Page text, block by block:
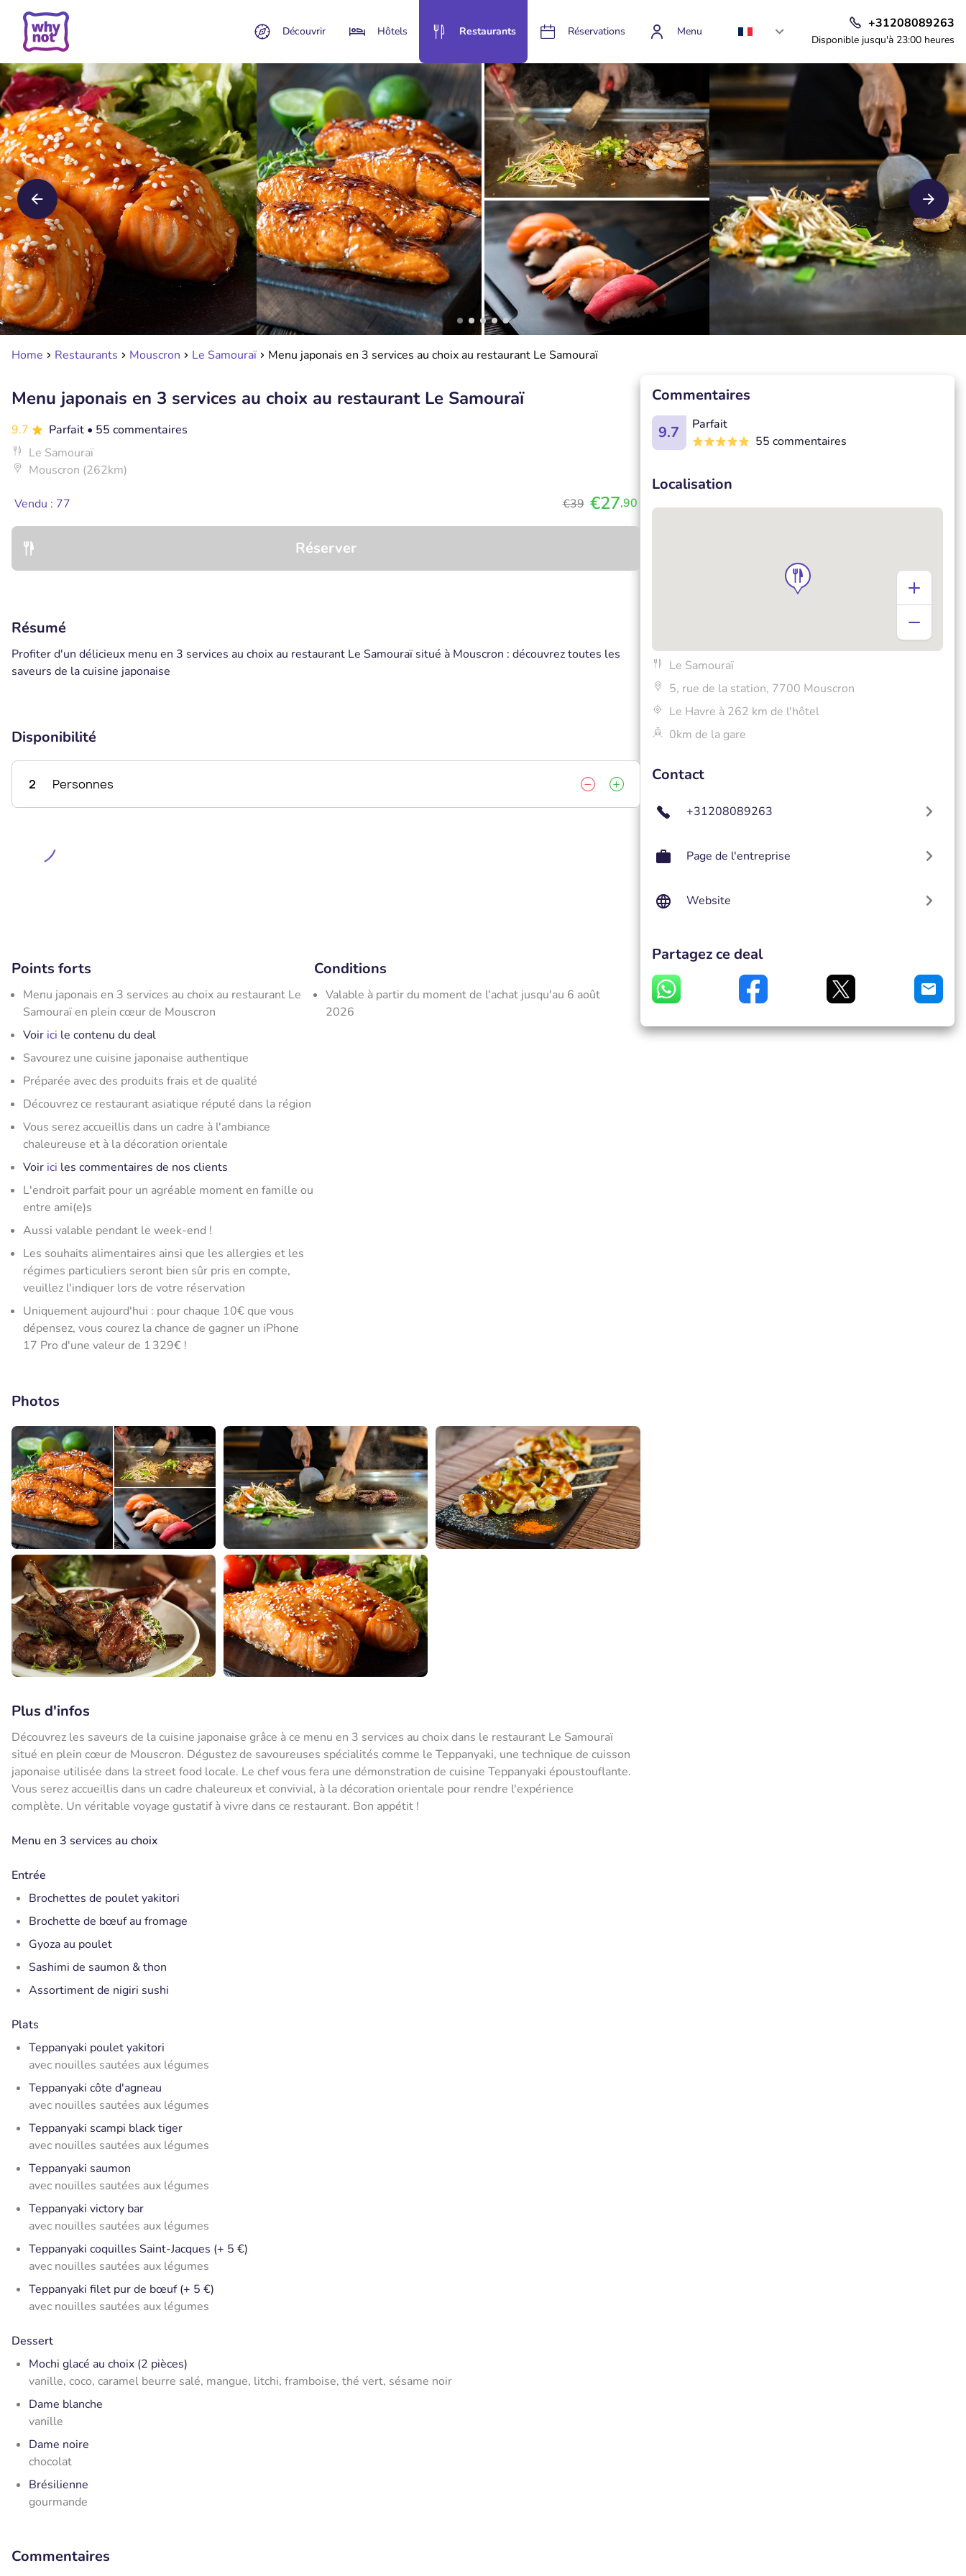
Découvrir Hôtels Restaurants Réservations Menu
+31208089263
Disponible jusqu'à 23:00 heures
Home Restaurants Mouscron Le Samouraï Menu japonais en 3 services au choix au restaurant Le Samouraï
Menu japonais en 3 services au choix au restaurant Le Samouraï
9.7 Parfait • 55 commentaires
Le Samouraï
Mouscron (262km)
Vendu : 77 €39 €27,90
Réserver
Résumé
Profiter d'un délicieux menu en 3 services au choix au restaurant Le Samouraï situé à Mouscron : découvrez toutes les
saveurs de la cuisine japonaise
Disponibilité
2 Personnes
Points forts
Menu japonais en 3 services au choix au restaurant Le
Samouraï en plein cœur de Mouscron
Voir ici le contenu du deal
Savourez une cuisine japonaise authentique
Préparée avec des produits frais et de qualité
Découvrez ce restaurant asiatique réputé dans la région
Vous serez accueillis dans un cadre à l'ambiance
chaleureuse et à la décoration orientale
Voir ici les commentaires de nos clients
L'endroit parfait pour un agréable moment en famille ou
entre ami(e)s
Aussi valable pendant le week-end !
Les souhaits alimentaires ainsi que les allergies et les
régimes particuliers seront bien sûr pris en compte,
veuillez l'indiquer lors de votre réservation
Uniquement aujourd'hui : pour chaque 10€ que vous
dépensez, vous courez la chance de gagner un iPhone
17 Pro d'une valeur de 1 329€ !
Conditions
Valable à partir du moment de l'achat jusqu'au 6 août
2026
Photos
Plus d'infos
Découvrez les saveurs de la cuisine japonaise grâce à ce menu en 3 services au choix dans le restaurant Le Samouraï
situé en plein cœur de Mouscron. Dégustez de savoureuses spécialités comme le Teppanyaki, une technique de cuisson
japonaise utilisée dans la street food locale. Le chef vous fera une démonstration de cuisine Teppanyaki époustouflante.
Vous serez accueillis dans un cadre chaleureux et convivial, à la décoration orientale pour rendre l'expérience
complète. Un véritable voyage gustatif à vivre dans ce restaurant. Bon appétit !
Menu en 3 services au choix
Entrée
Brochettes de poulet yakitori
Brochette de bœuf au fromage
Gyoza au poulet
Sashimi de saumon & thon
Assortiment de nigiri sushi
Plats
Teppanyaki poulet yakitori
avec nouilles sautées aux légumes
Teppanyaki côte d'agneau
avec nouilles sautées aux légumes
Teppanyaki scampi black tiger
avec nouilles sautées aux légumes
Teppanyaki saumon
avec nouilles sautées aux légumes
Teppanyaki victory bar
avec nouilles sautées aux légumes
Teppanyaki coquilles Saint-Jacques (+ 5 €)
avec nouilles sautées aux légumes
Teppanyaki filet pur de bœuf (+ 5 €)
avec nouilles sautées aux légumes
Dessert
Mochi glacé au choix (2 pièces)
vanille, coco, caramel beurre salé, mangue, litchi, framboise, thé vert, sésame noir
Dame blanche
vanille
Dame noire
chocolat
Brésilienne
gourmande
Commentaires
Commentaires
9.7
Parfait
55 commentaires
Localisation
Le Samouraï
5, rue de la station, 7700 Mouscron
Le Havre à 262 km de l'hôtel
0km de la gare
Contact
+31208089263
Page de l'entreprise
Website
Partagez ce deal